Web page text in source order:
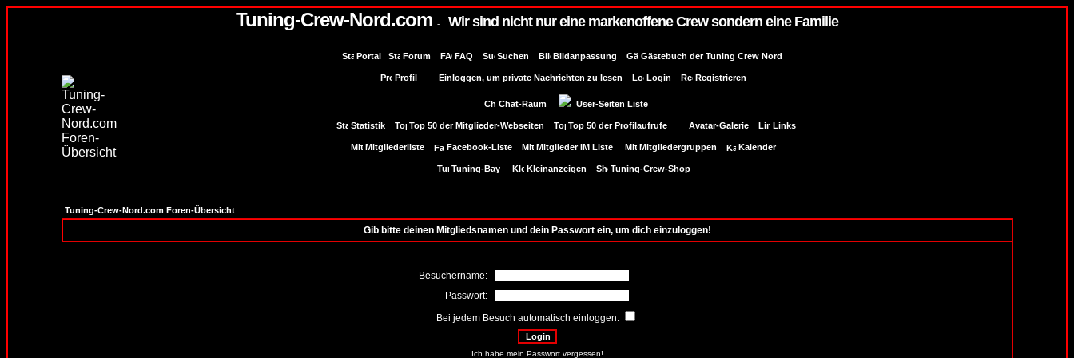
Tuning-Crew-Nord.com - Wir sind nicht nur eine markenoffene Crew sondern eine Familie
Portal Forum FAQ Suchen Bildanpassung Gästebuch der Tuning Crew Nord
Profil Einloggen, um private Nachrichten zu lesen Login Registrieren
Chat-Raum User-Seiten Liste
Statistik Top 50 der Mitglieder-Webseiten Top 50 der Profilaufrufe Avatar-Galerie Links
Mitgliederliste Facebook-Liste Mitglieder IM Liste Mitgliedergruppen Kalender
Tuning-Bay Kleinanzeigen Tuning-Crew-Shop
Tuning-Crew-Nord.com Foren-Übersicht
Gib bitte deinen Mitgliedsnamen und dein Passwort ein, um dich einzuloggen!
Besuchername:
Passwort:
Bei jedem Besuch automatisch einloggen:
Ich habe mein Passwort vergessen!